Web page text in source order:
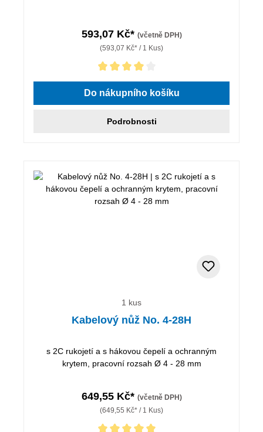
593,07 Kč* (včetně DPH)
(593,07 Kč* / 1 Kus)
Průměrné hodnocení 4 z 5 hvězd
Do nákupního košíku
Podrobnosti
1 kus
Kabelový nůž No. 4-28H
s 2C rukojetí a s hákovou čepelí a ochranným
krytem, pracovní rozsah Ø 4 - 28 mm
649,55 Kč* (včetně DPH)
(649,55 Kč* / 1 Kus)